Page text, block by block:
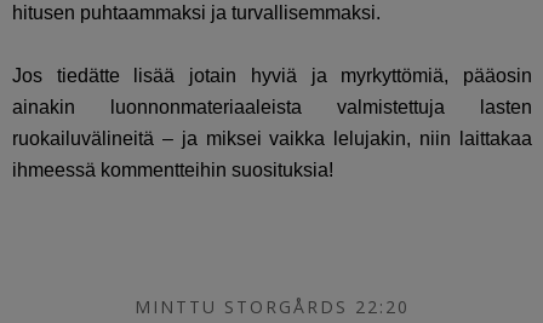
hitusen puhtaammaksi ja turvallisemmaksi.
Jos tiedätte lisää jotain hyviä ja myrkyttömiä, pääosin
ainakin luonnonmateriaaleista valmistettuja lasten
ruokailuvälineitä – ja miksei vaikka lelujakin, niin laittakaa
ihmeessä kommentteihin suosituksia!
MINTTU STORGÅRDS 22:20